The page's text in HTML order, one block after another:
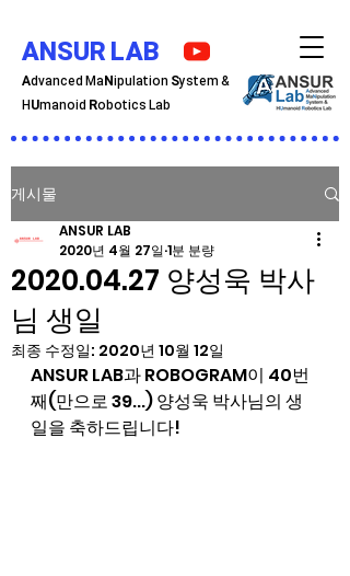
Advanced MaNipulation System &
H Umanoid Robotics Lab
ANSUR LAB
게시물
2020.04.27 양성욱 박사
님 생일
ANSUR LAB
2020년 4월 27일 1분 분량
최종 수정일: 2020년 10월 12일
ANSUR LAB과 ROBOGRAM이 40번
째(만으로 39...) 양성욱 박사님의 생
일을 축하드립니다!